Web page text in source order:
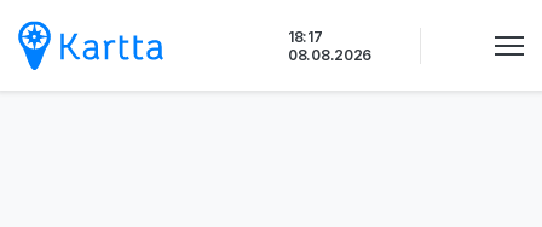
sisältöön
18:17
08.08.2026